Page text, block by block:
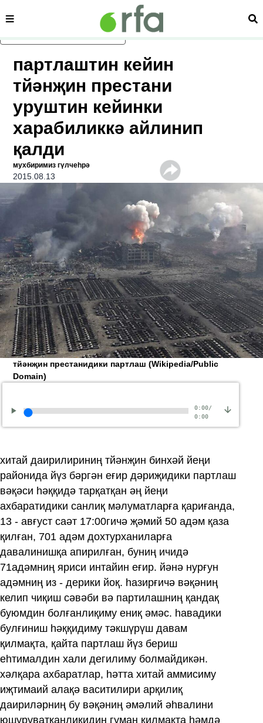
асаслиқ мәзмунға атлаң
сәһипә
партлаштин кейин
тйәнҗин престани
уруштин кейинки
харабиликкә айлинип
қалди
мухбиримиз гүлчеһрә
2015.08.13
тйәнҗин престанидики партлаш(Wikipedia/Public
Domain)
0:00/
0:00
хитай даирилириниң тйәнҗин бинхәй йеңи
районида йүз бәргән еғир дәриҗидики партлаш
вәқәси һәққидә тарқатқан әң йеңи
ахбаратидики санлиқ мәлуматларға қариғанда,
13 - авғуст саәт 17:00гичә җәмий 50 адәм қаза
қилған, 701 адәм дохтурханиларға
давалинишқа апирилған, буниң ичидә
71адәмниң яриси интайин еғир. йәнә нурғун
адәмниң из - дерики йоқ. һазирғичә вәқәниң
келип чиқиш сәвәби вә партилашниң қандақ
буюмдин болғанлиқиму ениқ әмәс. һавадики
булғиниш һәққидиму тәкшүрүш давам
қилмақта, қайта партлаш йүз бериш
еһтималдин хали дегилиму болмайдикән.
хәлқара ахбаратлар, һәтта хитай аммисиму
иҗтимаий алақә васитилири арқилиқ
даириләрниң бу вәқәниң әмәлий әһвалини
юшуруватқанлиқидин гуман қилмақта һәмдә